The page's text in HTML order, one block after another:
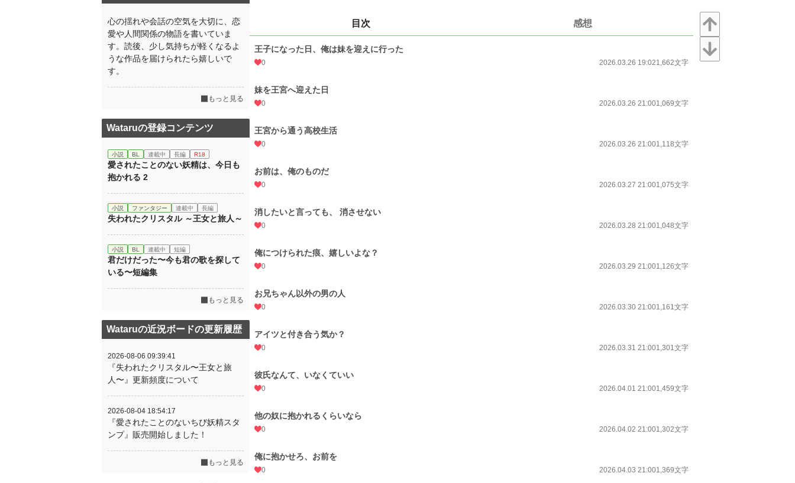
目次 感想
王子になった日、俺は妹を迎えに行った
0 2026.03.26 19:021,662文字
妹を王宮へ迎えた日
0 2026.03.26 21:001,069文字
王宮から通う高校生活
0 2026.03.26 21:001,118文字
お前は、俺のものだ
0 2026.03.27 21:001,075文字
消したいと言っても、 消させない
0 2026.03.28 21:001,048文字
俺につけられた痕、嬉しいよな？
0 2026.03.29 21:001,126文字
お兄ちゃん以外の男の人
0 2026.03.30 21:001,161文字
アイツと付き合う気か？
0 2026.03.31 21:001,301文字
彼氏なんて、いなくていい
0 2026.04.01 21:001,459文字
他の奴に抱かれるくらいなら
0 2026.04.02 21:001,302文字
俺に抱かせろ、お前を
0 2026.04.03 21:001,369文字
心の揺れや会話の空気を大切に、恋
愛や人間関係の物語を書いていま
す。読後、少し気持ちが軽くなるよ
うな作品を届けられたら嬉しいで
す。
もっと見る
Wataruの登録コンテンツ
小説 BL 連載中 長編 R18
愛されたことのない妖精は、今日も
抱かれる 2
小説 ファンタジー 連載中 長編
失われたクリスタル ～王女と旅人～
小説 BL 連載中 短編
君だけだった〜今も君の歌を探して
いる〜短編集
もっと見る
Wataruの近況ボードの更新履歴
2026-08-06 09:39:41
『失われたクリスタル〜王女と旅
人〜』更新頻度について
2026-08-04 18:54:17
『愛されたことのないちび妖精スタ
ンプ』販売開始しました！
もっと見る